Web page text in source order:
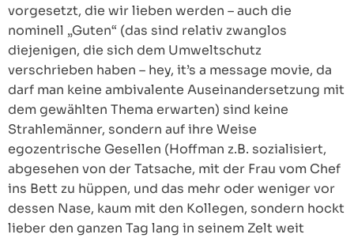
vorgesetzt, die wir lieben werden – auch die
nominell „Guten“ (das sind relativ zwanglos
diejenigen, die sich dem Umweltschutz
verschrieben haben – hey, it’s a message movie, da
darf man keine ambivalente Auseinandersetzung mit
dem gewählten Thema erwarten) sind keine
Strahlemänner, sondern auf ihre Weise
egozentrische Gesellen (Hoffman z.B. sozialisiert,
abgesehen von der Tatsache, mit der Frau vom Chef
ins Bett zu hüppen, und das mehr oder weniger vor
dessen Nase, kaum mit den Kollegen, sondern hockt
lieber den ganzen Tag lang in seinem Zelt weit